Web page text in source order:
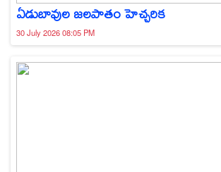
ఏడుబావుల జలపాతం హెచ్చరిక
30 July 2026 08:05 PM